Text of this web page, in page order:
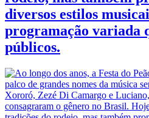
diversos estilos
programação variada
públicos.